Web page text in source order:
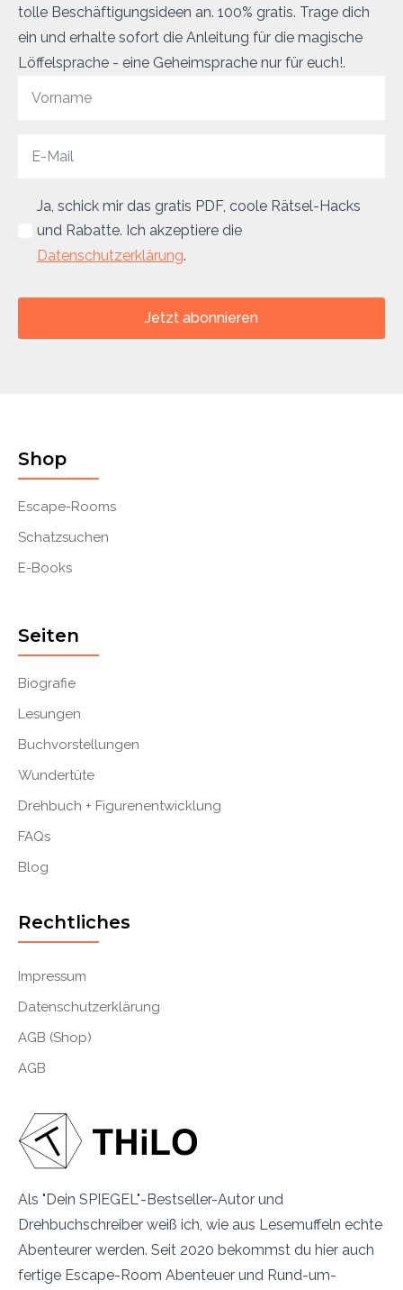
tolle Beschäftigungsideen an. 100% gratis. Trage dich
ein und erhalte sofort die Anleitung für die magische
Löffelsprache - eine Geheimsprache nur für euch!.
Ja, schick mir das gratis PDF, coole Rätsel-Hacks
und Rabatte. Ich akzeptiere die
Datenschutzerklärung.
Jetzt abonnieren
Als "Dein SPIEGEL"-Bestseller-Autor und
Drehbuchschreiber weiß ich, wie aus Lesemuffeln echte
Abenteurer werden. Seit 2020 bekommst du hier auch
fertige Escape-Room Abenteuer und Rund-um-
Shop
Escape-Rooms
Schatzsuchen
E-Books
Seiten
Biografie
Lesungen
Buchvorstellungen
Wundertüte
Drehbuch + Figurenentwicklung
FAQs
Blog
Rechtliches
Impressum
Datenschutzerklärung
AGB (Shop)
AGB